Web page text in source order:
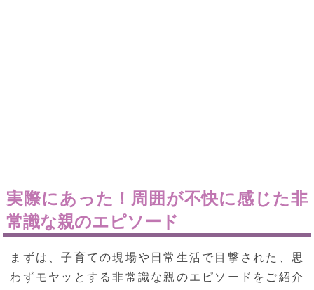
実際にあった！周囲が不快に感じた非
常識な親のエピソード
まずは、子育ての現場や日常生活で目撃された、思
わずモヤッとする非常識な親のエピソードをご紹介